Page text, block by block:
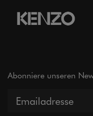
Abonniere unseren